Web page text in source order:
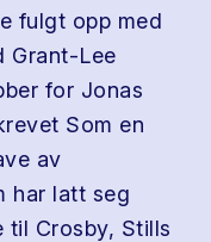
fulgt opp med
Grant-Lee
for Jonas
Som en
av
har latt seg
til Crosby, Stills